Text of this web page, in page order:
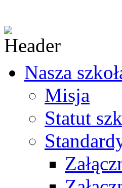
Nasza
Misja
Statut